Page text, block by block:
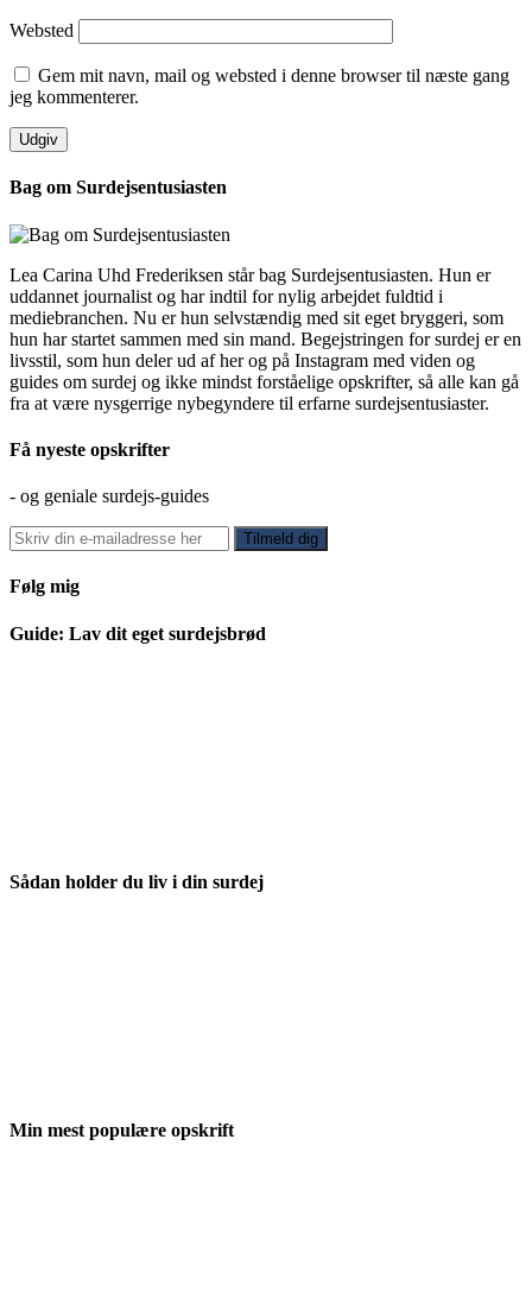
Websted
Gem mit navn, mail og websted i denne browser til næste gang
jeg kommenterer.
Bag om Surdejsentusiasten
Lea Carina Uhd Frederiksen står bag Surdejsentusiasten. Hun er
uddannet journalist og har indtil for nylig arbejdet fuldtid i
mediebranchen. Nu er hun selvstændig med sit eget bryggeri, som
hun har startet sammen med sin mand. Begejstringen for surdej er en
livsstil, som hun deler ud af her og på Instagram med viden og
guides om surdej og ikke mindst forståelige opskrifter, så alle kan gå
fra at være nysgerrige nybegyndere til erfarne surdejsentusiaster.
Få nyeste opskrifter
- og geniale surdejs-guides
Følg mig
Guide: Lav dit eget surdejsbrød
Sådan holder du liv i din surdej
Min mest populære opskrift